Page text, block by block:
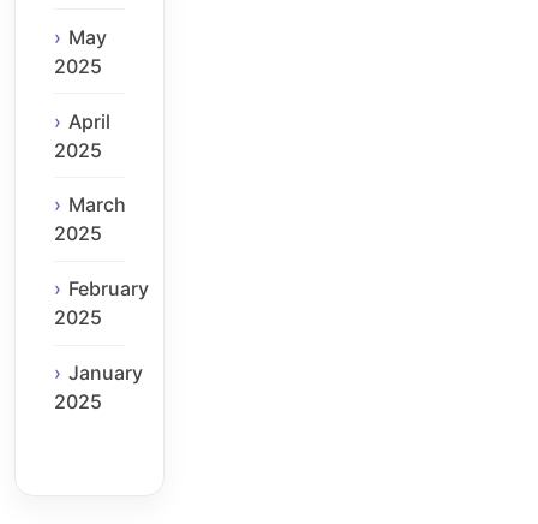
May
2025
April
2025
March
2025
February
2025
January
2025